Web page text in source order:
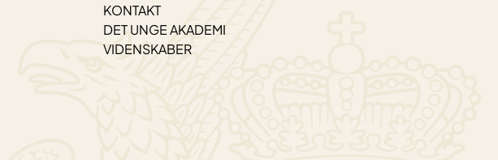
KONTAKT
DET UNGE AKADEMI
VIDENSKABER